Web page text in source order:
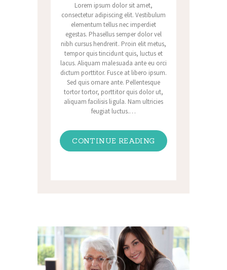
Lorem ipsum dolor sit amet,
consectetur adipiscing elit. Vestibulum
elementum tellus nec imperdiet
egestas. Phasellus semper dolor vel
nibh cursus hendrerit. Proin elit metus,
tempor quis tincidunt quis, luctus et
lacus. Aliquam malesuada ante eu orci
dictum porttitor. Fusce at libero ipsum.
Sed quis ornare ante. Pellentesque
tortor tortor, porttitor quis dolor ut,
aliquam facilisis ligula. Nam ultricies
feugiat luctus.…
CONTINUE READING